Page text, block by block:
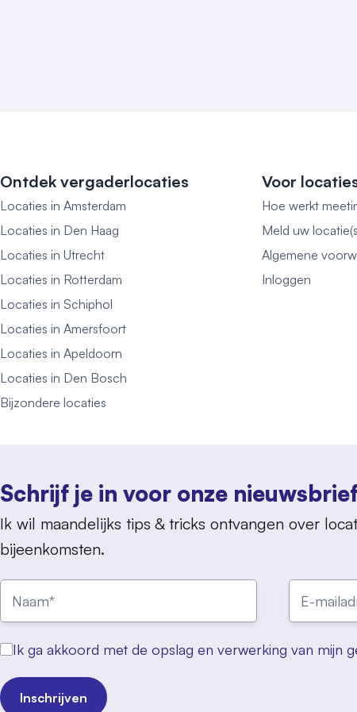
Ontdek vergaderlocaties
Locaties in Amsterdam
Locaties in Den Haag
Locaties in Utrecht
Locaties in Rotterdam
Locaties in Schiphol
Locaties in Amersfoort
Locaties in Apeldoorn
Locaties in Den Bosch
Bijzondere locaties
Voor
Hoe werkt
Meld uw
Algemene
Inloggen
Schrijf je in voor onze
Ik wil maandelijks tips & tricks ontvangen over
bijeenkomsten.
Ik ga akkoord met de opslag en verwerking van mijn
Inschrijven